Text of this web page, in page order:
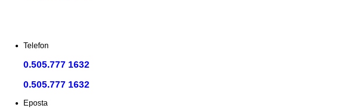
Telefon
0.505.777 1632
0.505.777 1632
Eposta